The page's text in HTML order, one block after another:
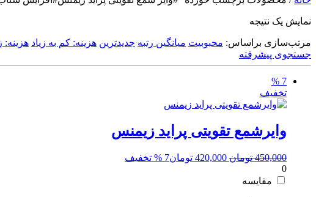
نمایش یک نتیجه
مرتب‌سازی براساس: محبوبیت میانگین رتبه جدیدترین هزینه: کم به زیاد هزینه:
جستجوی پیشرفته
7 %
تخفیف
وایرشمع تقویتی پراید زیمنس
450,000 تومان قیمت
420,000 تومان7 % تخفیف
0
مقایسه